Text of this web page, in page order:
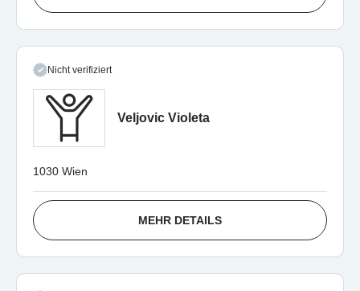
Nicht verifiziert
Veljovic Violeta
1030 Wien
MEHR DETAILS